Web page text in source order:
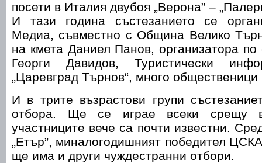
посети в Италия двубоя „Верона” –
И тази година състезанието се
Медиа, съвместно с Община Велико
на кмета Даниел Панов, организатора
Георги Давидов, Туристически
„Царевград Търнов“, много
И в трите възрастови групи
отбора. Ще се играе всеки срещу
участниците вече са почти известни.
„Етър”, миналогодишният победител
ще има и други чуждестранни отбори.